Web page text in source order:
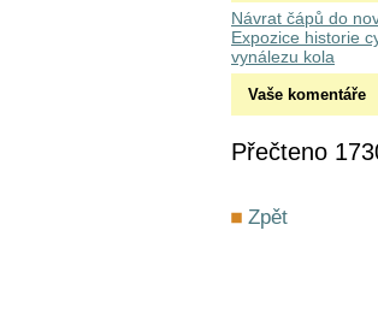
Návrat čápů do
Expozice historie
vynálezu kola
Vaše komentáře
Přečteno
Zpět